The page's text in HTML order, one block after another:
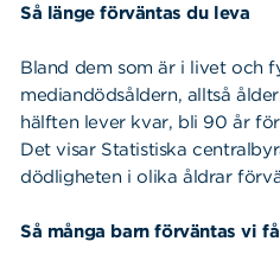
Så länge förväntas du leva
Bland dem som är i livet och
mediandödsåldern, alltså
hälften lever kvar, bli 90 år
Det visar Statistiska
dödligheten i olika åldrar
Så många barn förväntas vi få